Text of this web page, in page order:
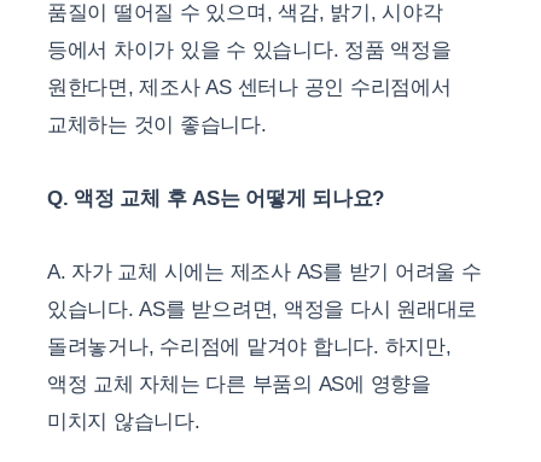
품질이 떨어질 수 있으며, 색감, 밝기, 시야각
등에서 차이가 있을 수 있습니다. 정품 액정을
원한다면, 제조사 AS 센터나 공인 수리점에서
교체하는 것이 좋습니다.
Q. 액정 교체 후 AS는 어떻게 되나요?
A. 자가 교체 시에는 제조사 AS를 받기 어려울 수
있습니다. AS를 받으려면, 액정을 다시 원래대로
돌려놓거나, 수리점에 맡겨야 합니다. 하지만,
액정 교체 자체는 다른 부품의 AS에 영향을
미치지 않습니다.